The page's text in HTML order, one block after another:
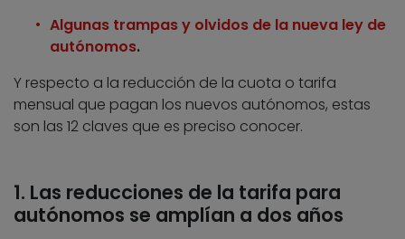
Algunas trampas y olvidos de la nueva ley de
autónomos.
Y respecto a la reducción de la cuota o tarifa
mensual que pagan los nuevos autónomos, estas
son las 12 claves que es preciso conocer.
1. Las reducciones de la tarifa para
autónomos se amplían a dos años